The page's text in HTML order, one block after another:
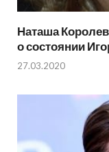
Наташа
о состоянии
27.03.2020